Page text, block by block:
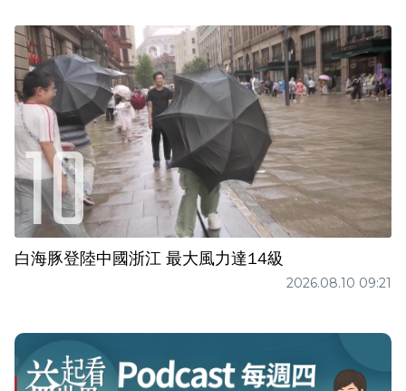
白海豚登陸中國浙江 最大風力達14級
2026.08.10 09:21